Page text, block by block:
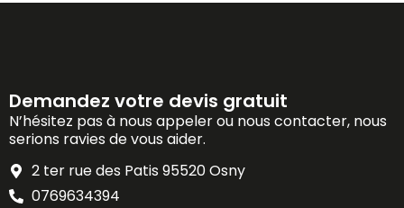
Demandez votre devis gratuit
N’hésitez pas à nous appeler ou nous contacter, nous
serions ravies de vous aider.
2 ter rue des Patis 95520 Osny
0769634394